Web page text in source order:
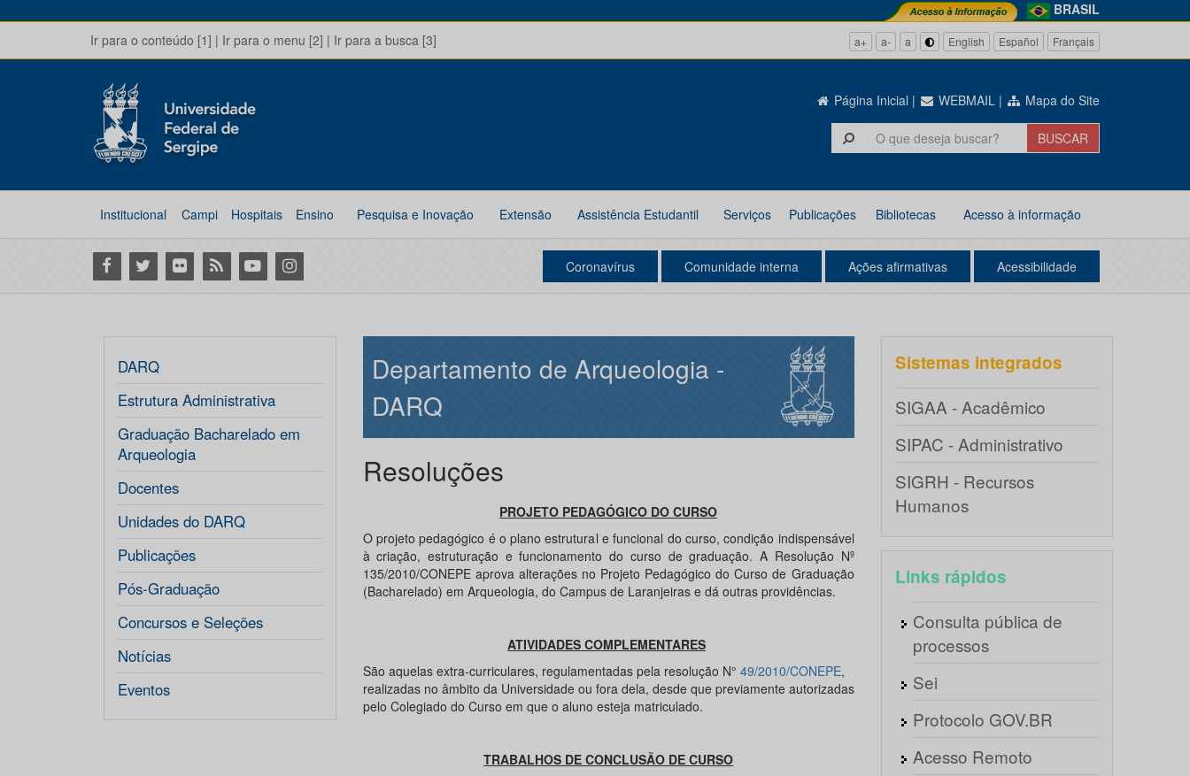
BRASIL
Ir para o conteúdo [1] | Ir para o menu [2] | Ir para a busca [3] a+ a- a English Español Français
Página Inicial | WEBMAIL | Mapa do Site
Institucional Campi Hospitais Ensino Pesquisa e Inovação Extensão Assistência Estudantil Serviços Publicações Bibliotecas Acesso à informação
Facebook
Twitter Flickr RSS YoutubeInstagram Coronavírus Comunidade interna Ações afirmativas Acessibilidade
DARQ
Estrutura Administrativa
Graduação Bacharelado em
Arqueologia
Docentes
Unidades do DARQ
Publicações
Pós-Graduação
Concursos e Seleções
Notícias
Eventos
Departamento de Arqueologia -
DARQ
Resoluções
PROJETO PEDAGÓGICO DO CURSO
O projeto pedagógico é o plano estrutural e funcional do curso, condição indispensável
à criação, estruturação e funcionamento do curso de graduação. A Resolução Nº
135/2010/CONEPE aprova alterações no Projeto Pedagógico do Curso de Graduação
(Bacharelado) em Arqueologia, do Campus de Laranjeiras e dá outras providências.
ATIVIDADES COMPLEMENTARES
São aquelas extra-curriculares, regulamentadas pela resolução N° 49/2010/CONEPE,
realizadas no âmbito da Universidade ou fora dela, desde que previamente autorizadas
pelo Colegiado do Curso em que o aluno esteja matriculado.
TRABALHOS DE CONCLUSÃO DE CURSO
Sistemas integrados
SIGAA - Acadêmico
SIPAC - Administrativo
SIGRH - Recursos
Humanos
Links rápidos
Consulta pública de
processos
Sei
Protocolo GOV.BR
Acesso Remoto